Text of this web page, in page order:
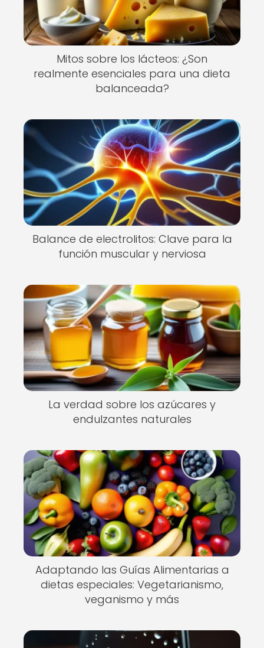
Mitos sobre los lácteos: ¿Son
realmente esenciales para una dieta
balanceada?
Balance de electrolitos: Clave para la
función muscular y nerviosa
La verdad sobre los azúcares y
endulzantes naturales
Adaptando las Guías Alimentarias a
dietas especiales: Vegetarianismo,
veganismo y más